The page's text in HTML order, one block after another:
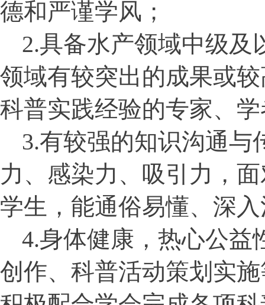
德和严谨学风；
2.具备水产领域中级及
领域有较突出的成果或
科普实践经验的专家、
3.有较强的知识沟通与
力、感染力、吸引力，
学生，能通俗易懂、深
4.身体健康，热心公益
创作、科普活动策划实